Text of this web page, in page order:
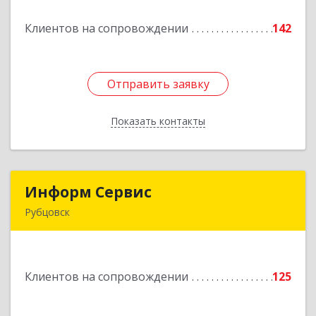
Клиентов на сопровождении 142
Отправить заявку
Показать контакты
Подробнее
Отправить заявку
Назад
Информ Сервис
Рубцовск
Клиентов на сопровождении 125
Подробнее